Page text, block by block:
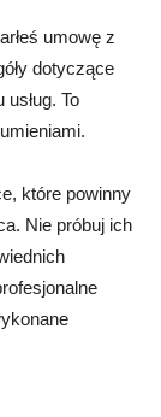
umowę z
dotyczące
To
które powinny
Nie próbuj ich